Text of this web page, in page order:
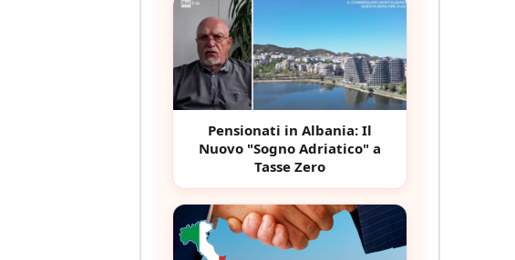
Pensionati in Albania: Il
Nuovo "Sogno Adriatico" a
Tasse Zero